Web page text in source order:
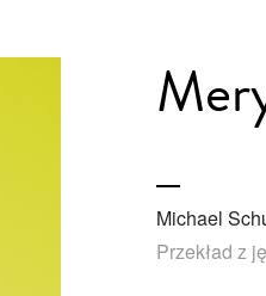
Michael
Przekład z